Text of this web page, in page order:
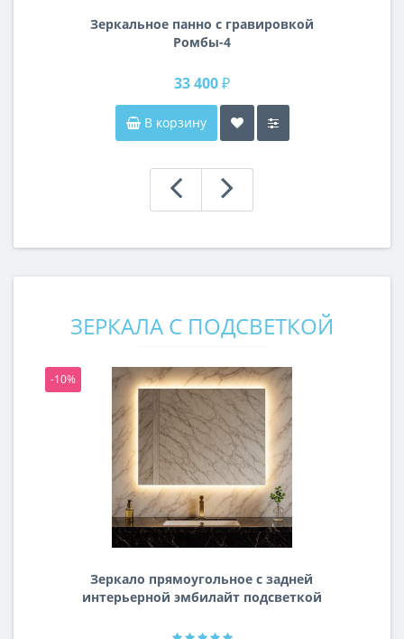
Зеркальное панно с гравировкой
Ромбы-4
33 400 ₽
В корзину
ЗЕРКАЛА С ПОДСВЕТКОЙ
-10%
Зеркало прямоугольное с задней
интерьерной эмбилайт подсветкой